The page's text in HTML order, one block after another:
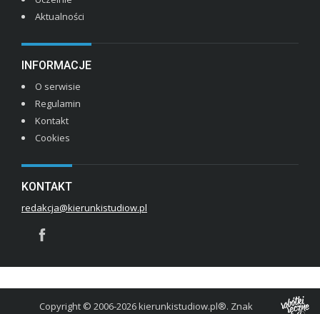
Aktualności
INFORMACJE
O serwisie
Regulamin
Kontakt
Cookies
KONTAKT
redakcja@kierunkistudiow.pl
Copyright © 2006-2026 kierunkistudiow.pl®. Znak